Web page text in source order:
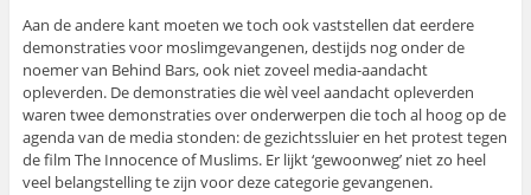
Aan de andere kant moeten we toch ook vaststellen dat eerdere
demonstraties voor moslimgevangenen, destijds nog onder de
noemer van Behind Bars, ook niet zoveel media-aandacht
opleverden. De demonstraties die wèl veel aandacht opleverden
waren twee demonstraties over onderwerpen die toch al hoog op de
agenda van de media stonden: de gezichtssluier en het protest tegen
de film The Innocence of Muslims. Er lijkt ‘gewoonweg’ niet zo heel
veel belangstelling te zijn voor deze categorie gevangenen.